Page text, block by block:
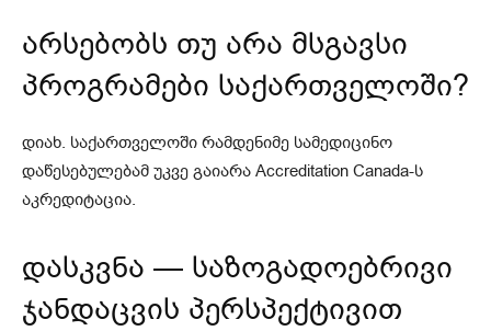
არსებობს თუ არა მსგავსი
პროგრამები საქართველოში?
დიახ. საქართველოში რამდენიმე სამედიცინო
დაწესებულებამ უკვე გაიარა Accreditation Canada-ს
აკრედიტაცია.
დასკვნა — საზოგადოებრივი
ჯანდაცვის პერსპექტივით